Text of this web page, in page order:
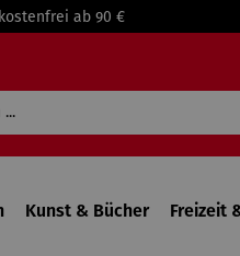
ab 90 €
Kunst & Bücher Freizeit